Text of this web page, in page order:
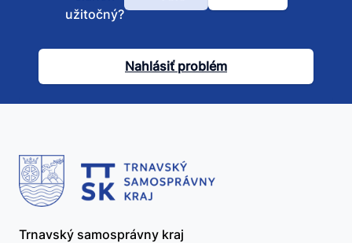
Bol
článok
užitočný?
užitočný?
Nahlásiť problém
Trnavský samosprávny kraj